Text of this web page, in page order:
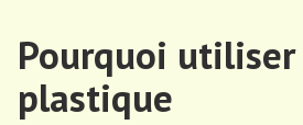
cannabis
Pourquoi
plastique